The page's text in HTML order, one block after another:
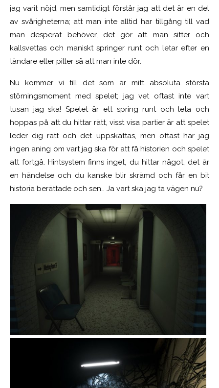
jag varit nöjd, men samtidigt förstår jag att det är en del
av svårigheterna; att man inte alltid har tillgång till vad
man desperat behöver, det gör att man sitter och
kallsvettas och maniskt springer runt och letar efter en
tändare eller piller så att man inte dör.
Nu kommer vi till det som är mitt absoluta största
störningsmoment med spelet; jag vet oftast inte vart
tusan jag ska! Spelet är ett spring runt och leta och
hoppas på att du hittar rätt, visst visa partier är att spelet
leder dig rätt och det uppskattas, men oftast har jag
ingen aning om vart jag ska för att få historien och spelet
att fortgå. Hintsystem finns inget, du hittar något, det är
en händelse och du kanske blir skrämd och får en bit
historia berättade och sen… Ja vart ska jag ta vägen nu?